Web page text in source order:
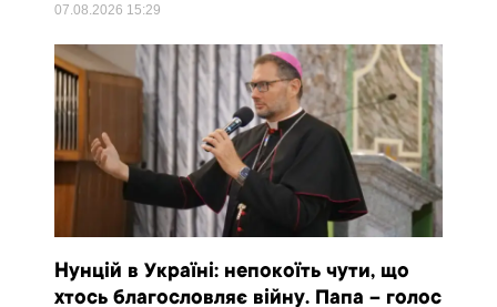
07.08.2026 15:29
Нунцій в Україні: непокоїть чути, що
хтось благословляє війну. Папа – голос